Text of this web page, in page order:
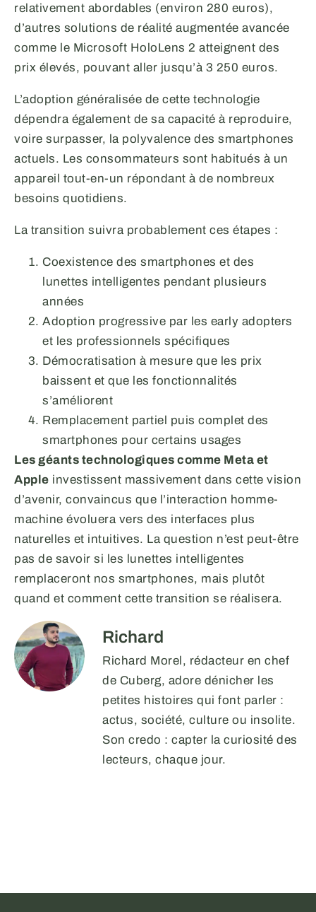
relativement abordables (environ 280 euros),
d’autres solutions de réalité augmentée avancée
comme le Microsoft HoloLens 2 atteignent des
prix élevés, pouvant aller jusqu’à 3 250 euros.
L’adoption généralisée de cette technologie
dépendra également de sa capacité à reproduire,
voire surpasser, la polyvalence des smartphones
actuels. Les consommateurs sont habitués à un
appareil tout-en-un répondant à de nombreux
besoins quotidiens.
La transition suivra probablement ces étapes :
Coexistence des smartphones et des
lunettes intelligentes pendant plusieurs
années
Adoption progressive par les early adopters
et les professionnels spécifiques
Démocratisation à mesure que les prix
baissent et que les fonctionnalités
s’améliorent
Remplacement partiel puis complet des
smartphones pour certains usages
Les géants technologiques comme Meta et
Apple investissent massivement dans cette vision
d’avenir, convaincus que l’interaction homme-
machine évoluera vers des interfaces plus
naturelles et intuitives. La question n’est peut-être
pas de savoir si les lunettes intelligentes
remplaceront nos smartphones, mais plutôt
quand et comment cette transition se réalisera.
Richard
Richard Morel, rédacteur en chef
de Cuberg, adore dénicher les
petites histoires qui font parler :
actus, société, culture ou insolite.
Son credo : capter la curiosité des
lecteurs, chaque jour.